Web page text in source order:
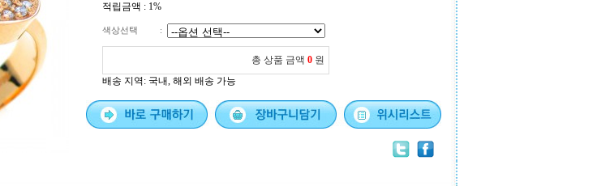
적립금액 : 1%
색상선택 :
총 상품 금액 0 원
배송 지역 : 국내, 해외 배송 가능